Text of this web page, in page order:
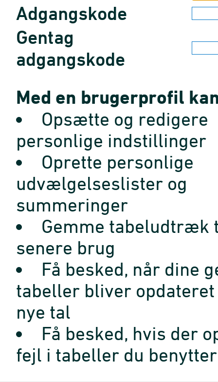
Adgangskode
Gentag
adgangskode
Med en brugerprofil
Opsætte og redigere
personlige indstillinger
Oprette personlige
udvælgelseslister og
summeringer
Gemme tabeludtræk
senere brug
Få besked, når dine
tabeller bliver opdateret
nye tal
Få besked, hvis der
fejl i tabeller du benytter